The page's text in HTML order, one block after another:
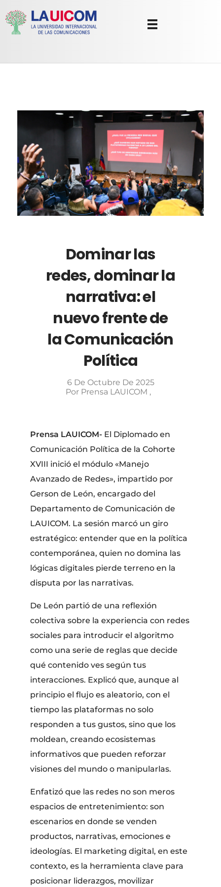
Dominar las
redes, dominar la
narrativa: el
nuevo frente de
la Comunicación
Política
6 De Octubre De 2025
Por Prensa LAUICOM
Prensa LAUICOM- El Diplomado en
Comunicación Política de la Cohorte
XVIII inició el módulo «Manejo
Avanzado de Redes», impartido por
Gerson de León, encargado del
Departamento de Comunicación de
LAUICOM. La sesión marcó un giro
estratégico: entender que en la política
contemporánea, quien no domina las
lógicas digitales pierde terreno en la
disputa por las narrativas.
De León partió de una reflexión
colectiva sobre la experiencia con redes
sociales para introducir el algoritmo
como una serie de reglas que decide
qué contenido ves según tus
interacciones. Explicó que, aunque al
principio el flujo es aleatorio, con el
tiempo las plataformas no solo
responden a tus gustos, sino que los
moldean, creando ecosistemas
informativos que pueden reforzar
visiones del mundo o manipularlas.
Enfatizó que las redes no son meros
espacios de entretenimiento: son
escenarios en donde se venden
productos, narrativas, emociones e
ideologías. El marketing digital, en este
contexto, es la herramienta clave para
posicionar liderazgos, movilizar